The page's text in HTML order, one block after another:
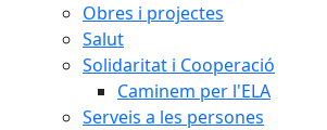
Obres i projectes
Salut
Solidaritat i Cooperació
Caminem per l'ELA
Serveis a les persones